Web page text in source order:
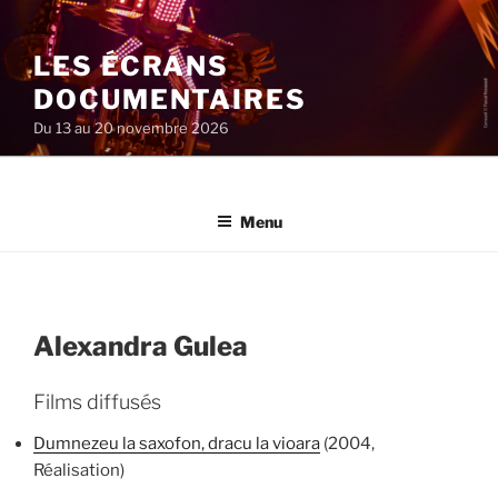
au
contenu
principal
LES ÉCRANS
DOCUMENTAIRES
Du 13 au 20 novembre 2026
Menu
Alexandra Gulea
Films diffusés
Dumnezeu la saxofon, dracu la vioara (2004,
Réalisation)